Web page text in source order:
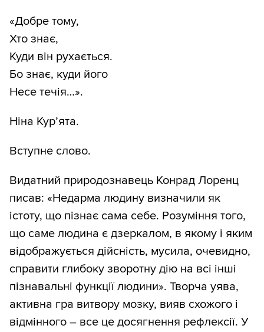
«Добре тому,
Хто знає,
Куди він рухається.
Бо знає, куди його
Несе течія…».
Ніна Кур’ята.
Вступне слово.
Видатний природознавець Конрад Лоренц
писав: «Недарма людину визначили як
істоту, що пізнає сама себе. Розуміння того,
що саме людина є дзеркалом, в якому і яким
відображується дійсність, мусила, очевидно,
справити глибоку зворотну дію на всі інші
пізнавальні функції людини». Творча уява,
активна гра витвору мозку, вияв схожого і
відмінного – все це досягнення рефлексії. У